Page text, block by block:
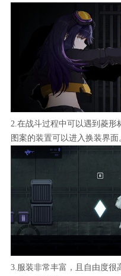
2.在战斗过程中可以遇到菱形
图案的装置可以进入换装界面
3.服装非常丰富，且自由度很